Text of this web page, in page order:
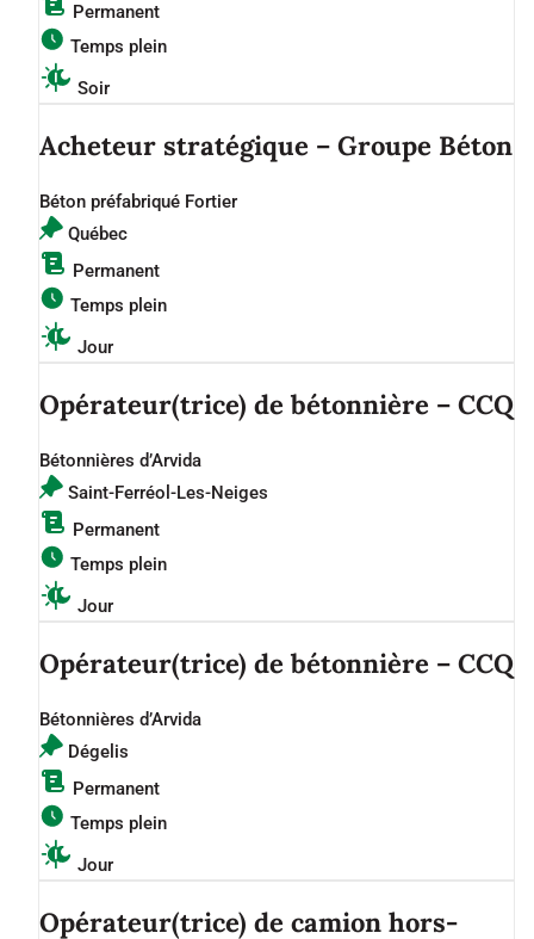
Permanent
Temps plein
Soir
Acheteur stratégique – Groupe Béton
Béton préfabriqué Fortier
Québec
Permanent
Temps plein
Jour
Opérateur(trice) de bétonnière – CCQ
Bétonnières d’Arvida
Saint-Ferréol-Les-Neiges
Permanent
Temps plein
Jour
Opérateur(trice) de bétonnière – CCQ
Bétonnières d’Arvida
Dégelis
Permanent
Temps plein
Jour
Opérateur(trice) de camion hors-